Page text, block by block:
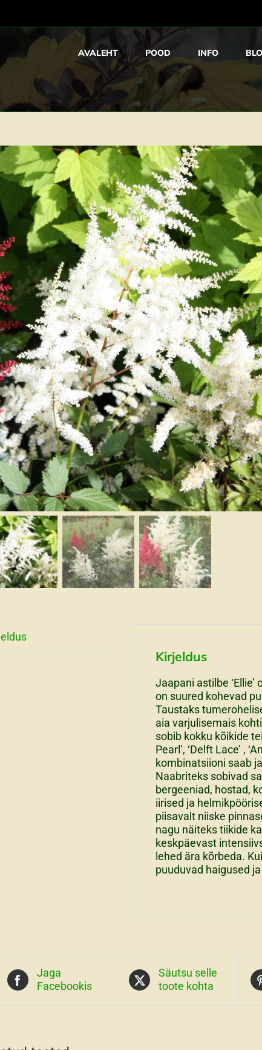
AVALEHT POOD INFO
Kirjeldus
Jaapani astilbe
on suured kohevad
Taustaks
aia varjulisemais
sobib kokku kõikide
Pearl’, ‘Delft Lace’ ,
kombinatsiioni saab
Naabriteks sobivad
bergeeniad, hostad,
iirised ja
piisavalt niiske
nagu näiteks tiikide
keskpäevast
lehed ära kõrbeda.
puuduvad haigused
Jaga
Facebookis
Säutsu selle
toote kohta